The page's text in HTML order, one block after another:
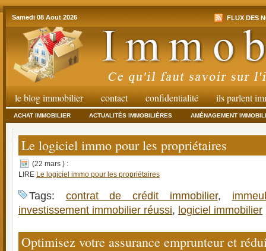
Samedi 08 Aout 2026 FLUX DES
le blog immobilier contact confidentialité ils parlent
ACHAT IMMOBILIER ACTUALITÉS IMMOBILIÈRES AMÉNAGEMENT
Le logiciel immo pour les propriétaires
(22 mars ) :
LIRE Le logiciel immo pour les propriétaires
Tags: contrat de crédit immobilier,
investissement immobilier réussi, logiciel immobilier
Optimisez votre assurance emprunteur et